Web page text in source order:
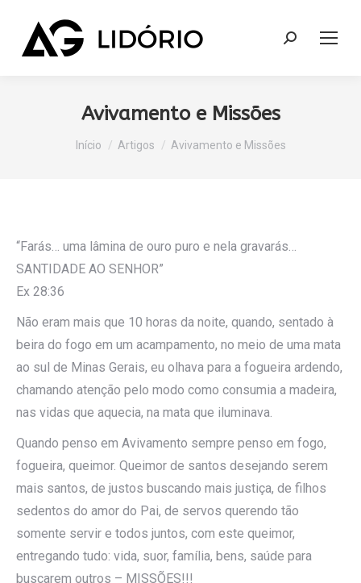
Search:
Avivamento e Missões
Você está aqui:
Início Artigos Avivamento e Missões
“Farás… uma lâmina de ouro puro e nela gravarás…
SANTIDADE AO SENHOR”
Ex 28:36
Não eram mais que 10 horas da noite, quando, sentado à
beira do fogo em um acampamento, no meio de uma mata
ao sul de Minas Gerais, eu olhava para a fogueira ardendo,
chamando atenção pelo modo como consumia a madeira,
nas vidas que aquecia, na mata que iluminava.
Quando penso em Avivamento sempre penso em fogo,
fogueira, queimor. Queimor de santos desejando serem
mais santos, de justos buscando mais justiça, de filhos
sedentos do amor do Pai, de servos querendo tão
somente servir e todos juntos, com este queimor,
entregando tudo: vida, suor, família, bens, saúde para
buscarem outros – MISSÕES!!!